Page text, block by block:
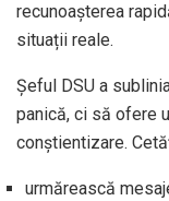
recunoașterea
situații reale.
Șeful DSU a
panică, ci să ofere
conștientizare.
urmărească